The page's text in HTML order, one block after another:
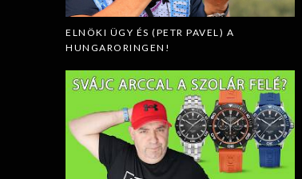
ELNÖKI ÜGY ÉS (PETR PAVEL) A
HUNGARORINGEN!